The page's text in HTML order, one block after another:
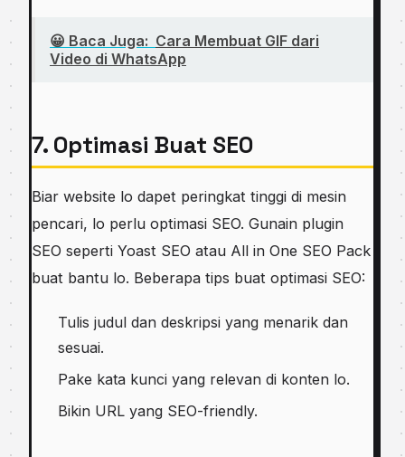
😀 Baca Juga: Cara Membuat GIF dari
Video di WhatsApp
7. Optimasi Buat SEO
Biar website lo dapet peringkat tinggi di mesin
pencari, lo perlu optimasi SEO. Gunain plugin
SEO seperti Yoast SEO atau All in One SEO Pack
buat bantu lo. Beberapa tips buat optimasi SEO:
Tulis judul dan deskripsi yang menarik dan
sesuai.
Pake kata kunci yang relevan di konten lo.
Bikin URL yang SEO-friendly.